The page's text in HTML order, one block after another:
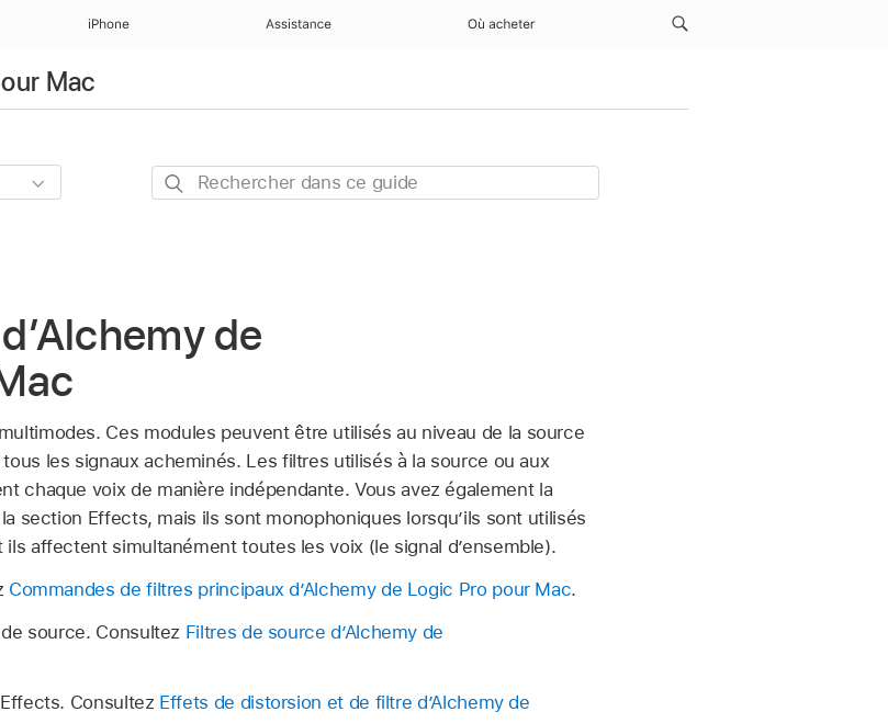
iPhone Assistance Où acheter
Mac
Rechercher
de
Ces modules peuvent être utilisés au niveau de la source
les signaux acheminés. Les filtres utilisés à la source ou aux
chaque voix de manière indépendante. Vous avez également la
section Effects, mais ils sont monophoniques lorsqu’ils sont utilisés
affectent simultanément toutes les voix (le signal d’ensemble).
Commandes de filtres principaux d’Alchemy de Logic Pro pour Mac.
source. Consultez Filtres de source d’Alchemy de
Consultez Effets de distorsion et de filtre d’Alchemy de